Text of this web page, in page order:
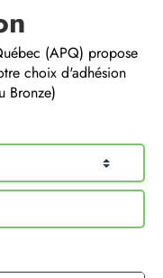
(APQ) propose
choix d'adhésion
Bronze)